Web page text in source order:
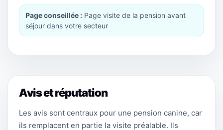
Page conseillée : Page visite de la pension avant
séjour dans votre secteur
Avis et réputation
Les avis sont centraux pour une pension canine, car
ils remplacent en partie la visite préalable. Ils